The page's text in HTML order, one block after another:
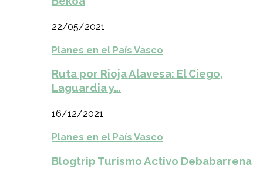
22/05/2021
Planes en el País Vasco
Ruta por Rioja Alavesa: El Ciego,
Laguardia y…
16/12/2021
Planes en el País Vasco
Blogtrip Turismo Activo Debabarrena